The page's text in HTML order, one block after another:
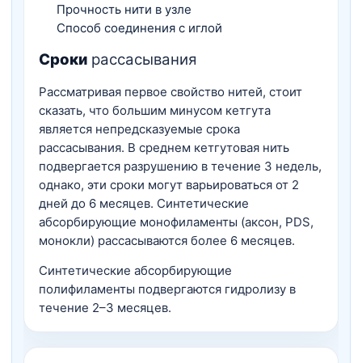
Прочность нити в узле
Способ соединения с иглой
Сроки рассасывания
Рассматривая первое свойство нитей, стоит
сказать, что большим минусом кетгута
является непредсказуемые срока
рассасывания. В среднем кетгутовая нить
подвергается разрушению в течение 3 недель,
однако, эти сроки могут варьироваться от 2
дней до 6 месяцев. Синтетические
абсорбирующие монофиламенты (аксон, PDS,
монокли) рассасываются более 6 месяцев.
Синтетические абсорбирующие
полифиламенты подвергаются гидролизу в
течение 2–3 месяцев.